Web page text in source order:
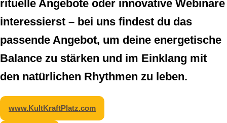
rituelle Angebote oder innovative Webinare
interessierst – bei uns findest du das
passende Angebot, um deine energetische
Balance zu stärken und im Einklang mit
den natürlichen Rhythmen zu leben.
www.KultKraftPlatz.com